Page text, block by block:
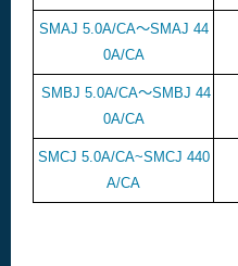
SMAJ 5.0A/CA～SMAJ 44
0A/CA
SMBJ 5.0A/CA～SMBJ 44
0A/CA
SMCJ 5.0A/CA~SMCJ 440
A/CA